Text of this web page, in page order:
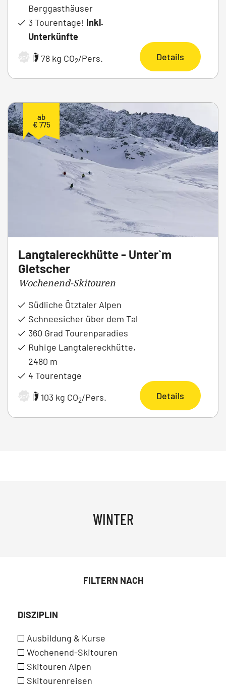
Berggasthäuser
3 Tourentage! Inkl.
Unterkünfte
ARCHIV | 78 kg CO2/Pers. Details
ab
€ 775
Langtalereckhütte - Unter`m
Gletscher
Wochenend-Skitouren
Südliche Ötztaler Alpen
Schneesicher über dem Tal
360 Grad Tourenparadies
Ruhige Langtalereckhütte,
2480 m
4 Tourentage
ARCHIV | 103 kg CO2/Pers. Details
WINTER
FILTERN NACH
DISZIPLIN
Ausbildung & Kurse
Wochenend-Skitouren
Skitouren Alpen
Skitourenreisen